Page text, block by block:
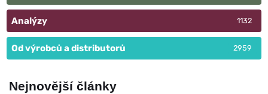
Analýzy 1132
Od výrobců a distributorů 2959
Nejnovější články